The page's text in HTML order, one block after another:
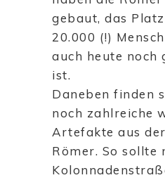
gebaut, das
20.000 (!)
auch heute noch
ist.
Daneben finden
noch zahlreiche
Artefakte aus
Römer. So sollte